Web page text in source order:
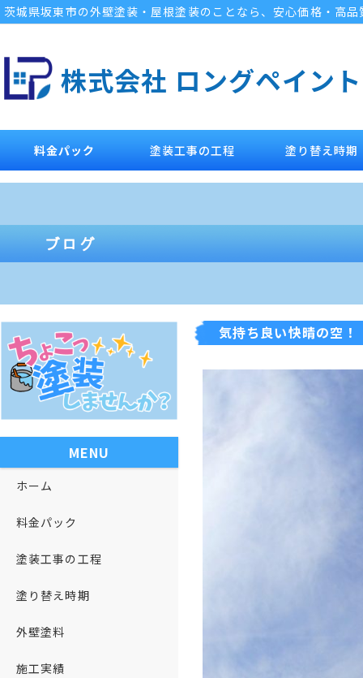
茨城県坂東市の外壁塗装・屋根塗装のことなら、安心価格・高
株式会社 ロングペイント
料金パック 塗装工事の工程 塗り替え時期
気持ち良い快晴の空！
MENU
ホーム
料金パック
塗装工事の工程
塗り替え時期
外壁塗料
施工実績